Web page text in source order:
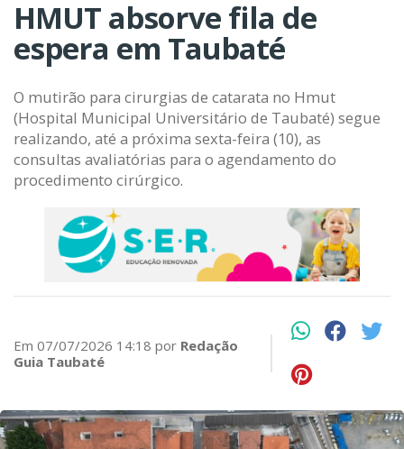
HMUT absorve fila de
espera em Taubaté
O mutirão para cirurgias de catarata no Hmut
(Hospital Municipal Universitário de Taubaté) segue
realizando, até a próxima sexta-feira (10), as
consultas avaliatórias para o agendamento do
procedimento cirúrgico.
Em 07/07/2026 14:18 por Redação
Guia Taubaté